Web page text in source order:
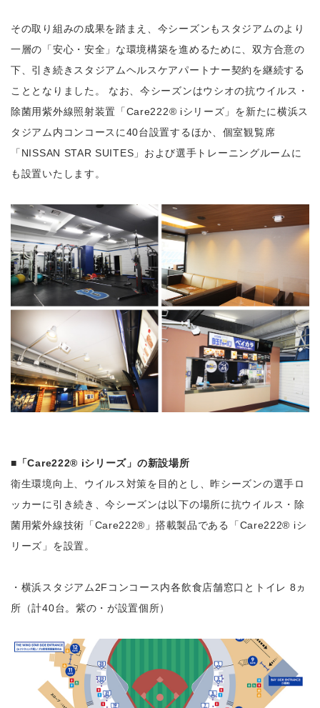
その取り組みの成果を踏まえ、今シーズンもスタジアムのより
一層の「安心・安全」な環境構築を進めるために、双方合意の
下、引き続きスタジアムヘルスケアパートナー契約を継続する
こととなりました。 なお、今シーズンはウシオの抗ウイルス・
除菌用紫外線照射装置「Care222® iシリーズ」を新たに横浜ス
タジアム内コンコースに40台設置するほか、個室観覧席
「NISSAN STAR SUITES」および選手トレーニングルームに
も設置いたします。
■「Care222® iシリーズ」の新設場所
衛生環境向上、ウイルス対策を目的とし、昨シーズンの選手ロ
ッカーに引き続き、今シーズンは以下の場所に抗ウイルス・除
菌用紫外線技術「Care222®」搭載製品である「Care222® iシ
リーズ」を設置。
・横浜スタジアム2Fコンコース内各飲食店舗窓口とトイレ 8ヵ
所（計40台。紫の・が設置個所）